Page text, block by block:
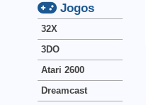
Jogos
32X
3DO
Atari 2600
Dreamcast